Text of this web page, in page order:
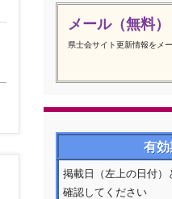
メール（無料）
県士会サイト更新情報をメ
有
掲載日（左上の日付
確認してください